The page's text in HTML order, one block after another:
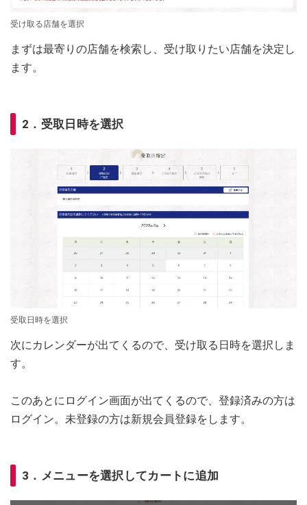
受け取る店舗を選択
まずは最寄りの店舗を検索し、受け取りたい店舗を決定し
ます。
2．受取日時を選択
受取日時を選択
次にカレンダーが出てくるので、受け取る日時を選択しま
す。
このあとにログイン画面が出てくるので、登録済みの方は
ログイン。未登録の方は新規会員登録をします。
3．メニューを選択してカートに追加